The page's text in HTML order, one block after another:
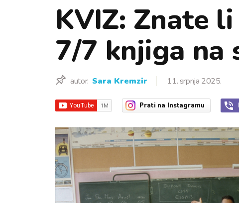
KVIZ: Znate
7/7 knjiga na
autor: Sara Kremzir 11. srpnja 2025.
Prati na Instagramu